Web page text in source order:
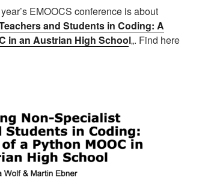
EMOOCS conference is about
and Students in Coding: A
in an Austrian High School„. Find here